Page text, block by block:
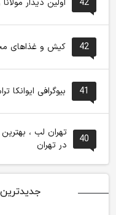
42 اولین دیدار
42 کیش و غذاهای
41 بیوگرافی ایوانکا
40
تهران لب ،
در تهران